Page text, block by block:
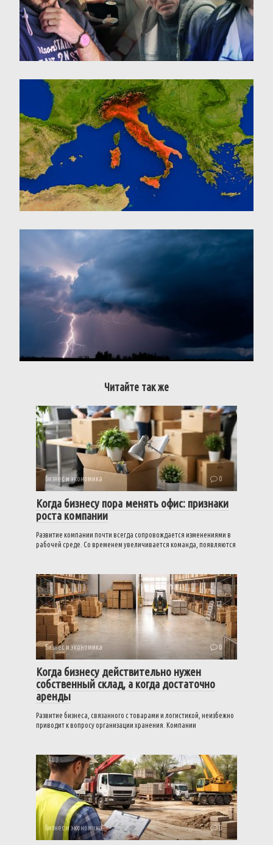
Читайте так же
Бизнес и экономика 0
Когда бизнесу пора менять офис: признаки
роста компании
Развитие компании почти всегда сопровождается изменениями в
рабочей среде. Со временем увеличивается команда, появляются
Бизнес и экономика 0
Когда бизнесу действительно нужен
собственный склад, а когда достаточно
аренды
Развитие бизнеса, связанного с товарами и логистикой, неизбежно
приводит к вопросу организации хранения. Компании
Бизнес и экономика 0